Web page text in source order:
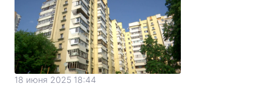
18 июня 2025 18:44